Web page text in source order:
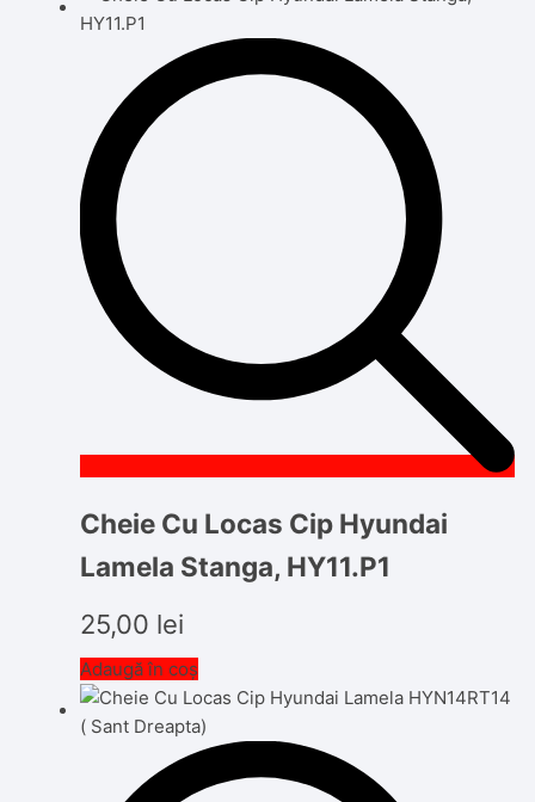
Cheie Cu Locas Cip Hyundai
Lamela Stanga, HY11.P1
25,00 lei
Adaugă în coș